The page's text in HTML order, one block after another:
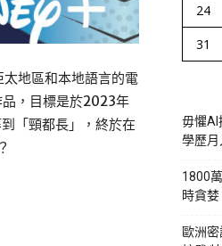
地區和本地語言的電
品，目標是於2023年
「頸都長」，終於在
24
31
毋懼AI
學歷月
1800
時貪婪
歐洲密